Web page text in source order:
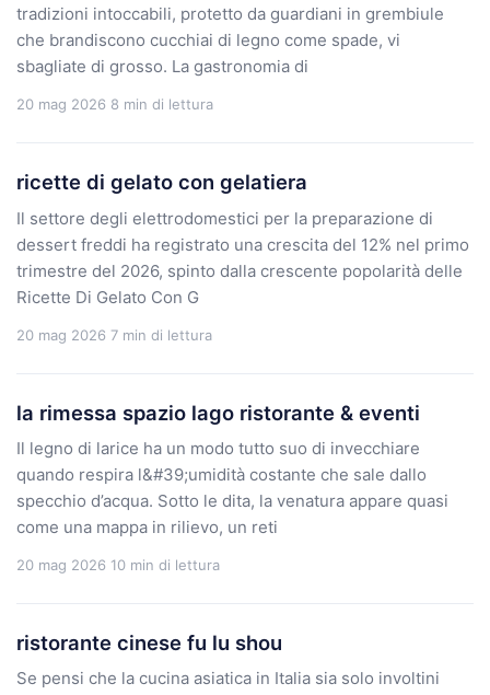
tradizioni intoccabili, protetto da guardiani in grembiule
che brandiscono cucchiai di legno come spade, vi
sbagliate di grosso. La gastronomia di
20 mag 2026 8 min di lettura
ricette di gelato con gelatiera
Il settore degli elettrodomestici per la preparazione di
dessert freddi ha registrato una crescita del 12% nel primo
trimestre del 2026, spinto dalla crescente popolarità delle
Ricette Di Gelato Con G
20 mag 2026 7 min di lettura
la rimessa spazio lago ristorante & eventi
Il legno di larice ha un modo tutto suo di invecchiare
quando respira l&#39;umidità costante che sale dallo
specchio d’acqua. Sotto le dita, la venatura appare quasi
come una mappa in rilievo, un reti
20 mag 2026 10 min di lettura
ristorante cinese fu lu shou
Se pensi che la cucina asiatica in Italia sia solo involtini